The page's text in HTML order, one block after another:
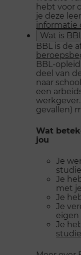
hebt voor
je deze
informatie
Wat is
BBL is de
BBL-
deel van
naar
een
gevallen)
Wat
jou
Je
studie
Je
met
Je
Je
eigen
Je